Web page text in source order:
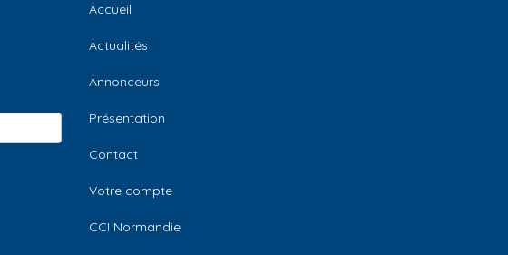
Accueil
Actualités
Annonceurs
Présentation
Contact
Votre compte
CCI Normandie